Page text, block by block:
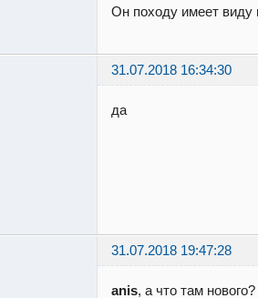
Он походу имеет виду
31.07.2018 16:34:30
да
31.07.2018 19:47:28
anis, а что там